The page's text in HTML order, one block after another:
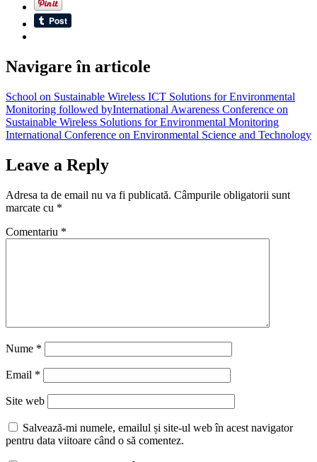
Navigare în articole
School on Sustainable Wireless ICT Solutions for Environmental
Monitoring followed byInternational Awareness Conference on
Sustainable Wireless Solutions for Environmental Monitoring
International Conference on Environmental Science and Technology
Leave a Reply
Adresa ta de email nu va fi publicată. Câmpurile obligatorii sunt
marcate cu *
Comentariu *
Nume *
Email *
Site web
Salvează-mi numele, emailul și site-ul web în acest navigator
pentru data viitoare când o să comentez.